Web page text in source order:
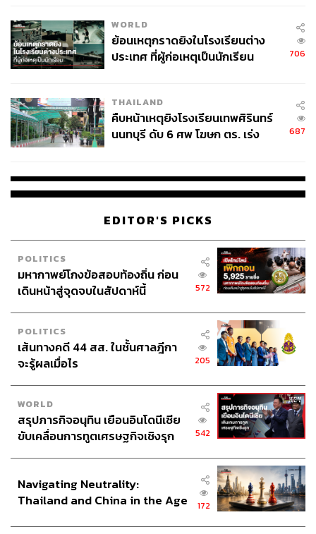
WORLD
ย้อนเหตุกราดยิงในโรงเรียนต่าง
ประเทศ ที่ผู้ก่อเหตุเป็นนักเรียน
706
THAILAND
คืบหน้าเหตุยิงโรงเรียนเทพศิรินทร์
นนทบุรี ดับ 6 ศพ โฆษก ตร. เร่ง
687
EDITOR'S PICKS
POLITICS
มหากาพย์โกงข้อสอบท้องถิ่น ก่อน
เดินหน้าสู่จุดจบในสัปดาห์นี้
572
POLITICS
เส้นทางคดี 44 สส. ในชั้นศาลฎีกา
จะรู้ผลเมื่อไร
205
WORLD
สรุปภารกิจอนุทิน เยือนอินโดนีเซีย
ขับเคลื่อนการทูตเศรษฐกิจเชิงรุก
542
Navigating Neutrality:
Thailand and China in the Age
172